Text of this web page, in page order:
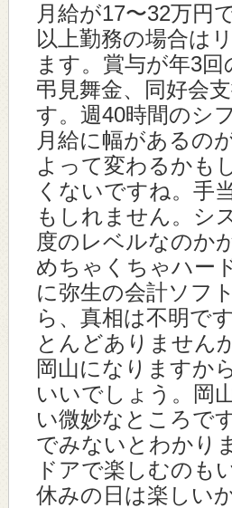
月給が17〜32万円
以上勤務の場合は
ます。賞与が年3
弔見舞金、同好会
す。週40時間のシ
月給に幅があるの
よって変わるかも
くないですね。手
もしれません。シ
度のレベルなのか
めちゃくちゃハー
に弥生の会計ソフ
ら、真相は不明で
とんどありません
岡山になりますか
いいでしょう。岡
い微妙なところで
でみないとわかり
ドアで楽しむのも
休みの日は楽しい